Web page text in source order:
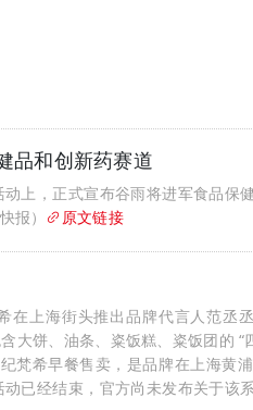
品和创新药赛道
上，正式宣布谷雨将进军食品保
报）
原文链接
在上海街头推出品牌代言人范丞
大饼、油条、粢饭糕、粢饭团的
梵希早餐售卖，是品牌在上海黄
已经结束，官方尚未发布关于该